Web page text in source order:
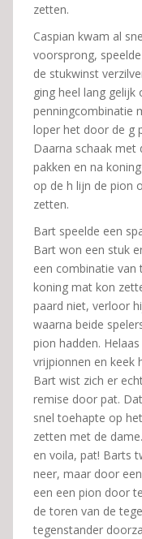
zetten.
Caspian kwam al
voorsprong,
de stukwinst
ging heel lang
penningcombinatie
loper het door de g
Daarna schaak
pakken en na
op de h lijn de pion
zetten.
Bart speelde een
Bart won een stuk
een combinatie van
koning mat kon
paard niet, verloor
waarna beide
pion hadden.
vrijpionnen en keek
Bart wist zich er
remise door pat.
snel toehapte op
zetten met de
en voila, pat! Barts
neer, maar door
een een pion door
de toren van de
tegenstander